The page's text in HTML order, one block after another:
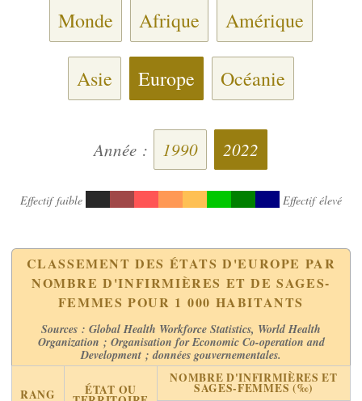
Monde Afrique Amérique
Asie Europe Océanie
Année : 1990 2022
Effectif faible Effectif élevé
CLASSEMENT DES ÉTATS D'EUROPE PAR
NOMBRE D'INFIRMIÈRES ET DE SAGES-
FEMMES POUR 1 000 HABITANTS
Sources : Global Health Workforce Statistics, World Health
Organization ; Organisation for Economic Co-operation and
Development ; données gouvernementales.
RANG ÉTAT OU
NOMBRE D'INFIRMIÈRES ET
SAGES-FEMMES (‰)